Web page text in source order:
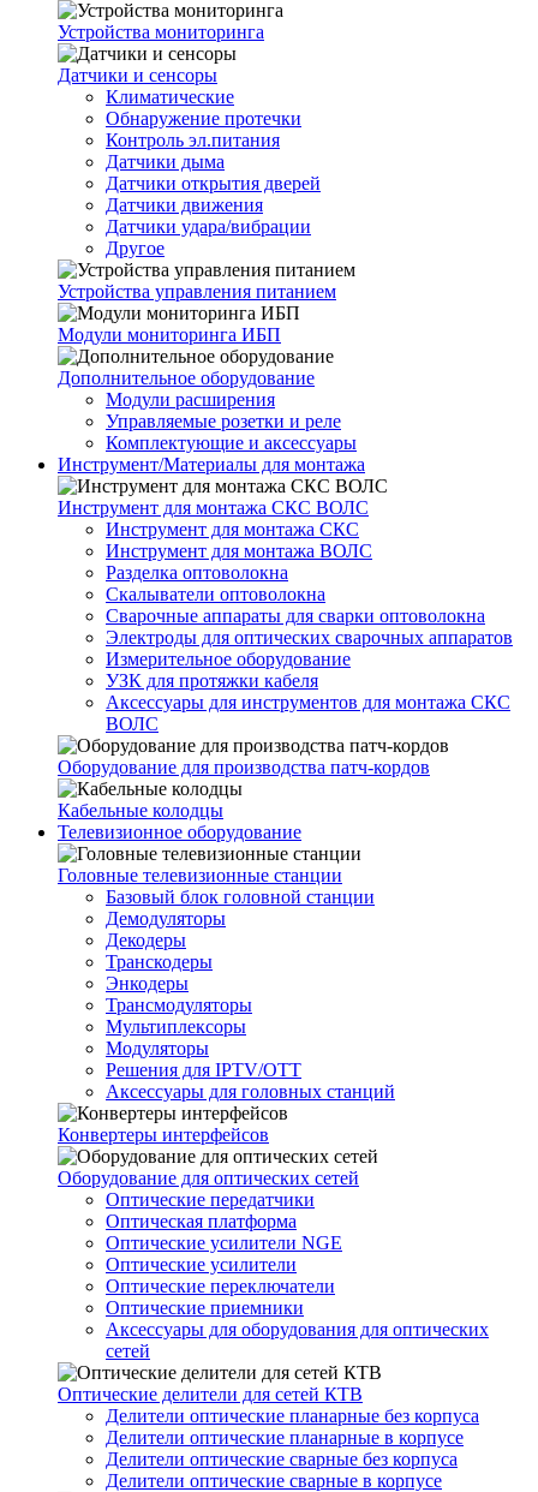
Устройства мониторинга
Датчики и сенсоры
Климатические
Обнаружение протечки
Контроль эл.питания
Датчики дыма
Датчики открытия дверей
Датчики движения
Датчики удара/вибрации
Другое
Устройства управления питанием
Модули мониторинга ИБП
Дополнительное оборудование
Модули расширения
Управляемые розетки и реле
Комплектующие и аксессуары
Инструмент/Материалы для монтажа
Инструмент для монтажа СКС ВОЛС
Инструмент для монтажа СКС
Инструмент для монтажа ВОЛС
Разделка оптоволокна
Скалыватели оптоволокна
Сварочные аппараты для сварки оптоволокна
Электроды для оптических сварочных аппаратов
Измерительное оборудование
УЗК для протяжки кабеля
Аксессуары для инструментов для монтажа СКС
ВОЛС
Оборудование для производства патч-кордов
Кабельные колодцы
Телевизионное оборудование
Головные телевизионные станции
Базовый блок головной станции
Демодуляторы
Декодеры
Транскодеры
Энкодеры
Трансмодуляторы
Мультиплексоры
Модуляторы
Решения для IPTV/OTT
Аксессуары для головных станций
Конвертеры интерфейсов
Оборудование для оптических сетей
Оптические передатчики
Оптическая платформа
Оптические усилители NGE
Оптические усилители
Оптические переключатели
Оптические приемники
Аксессуары для оборудования для оптических
сетей
Оптические делители для сетей КТВ
Делители оптические планарные без корпуса
Делители оптические планарные в корпусе
Делители оптические сварные без корпуса
Делители оптические сварные в корпусе